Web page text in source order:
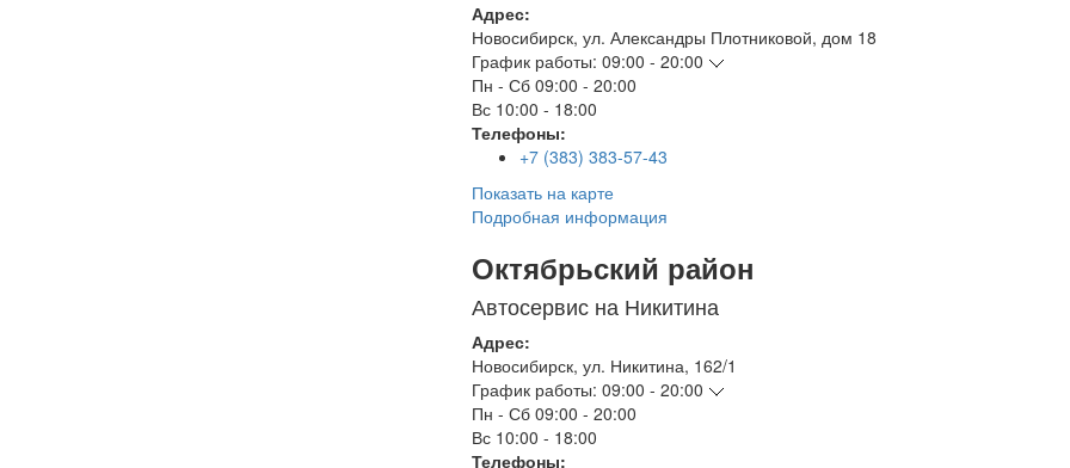
Адрес:
Новосибирск, ул. Александры Плотниковой, дом 18
График работы: 09:00 - 20:00
Пн - Сб 09:00 - 20:00
Вс 10:00 - 18:00
Телефоны:
+7 (383) 383-57-43
Показать на карте
Подробная информация
Октябрьский район
Автосервис на Никитина
Адрес:
Новосибирск, ул. Никитина, 162/1
График работы: 09:00 - 20:00
Пн - Сб 09:00 - 20:00
Вс 10:00 - 18:00
Телефоны: